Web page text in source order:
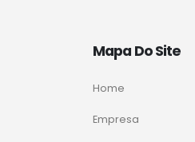
Mapa Do Site
Home
Empresa